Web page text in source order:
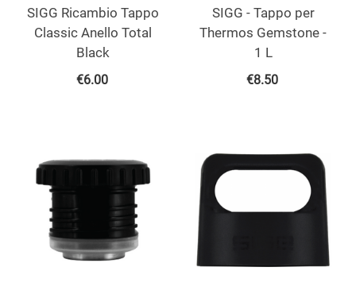
SIGG Ricambio Tappo
Classic Anello Total
Black
€6.00
SIGG - Tappo per
Thermos Gemstone -
1 L
€8.50